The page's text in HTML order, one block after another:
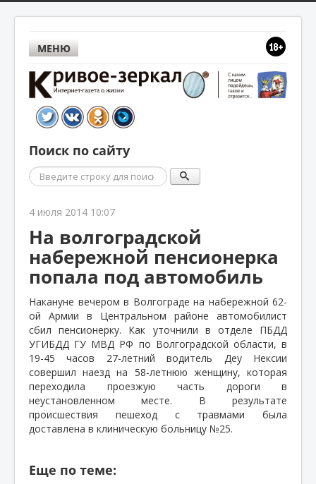
МЕНЮ
Поиск по сайту
Поиск
4 июля 2014 10:07
На волгоградской
набережной пенсионерка
попала под автомобиль
Накануне вечером в Волгограде на набережной 62-
ой Армии в Центральном районе автомобилист
сбил пенсионерку. Как уточнили в отделе ПБДД
УГИБДД ГУ МВД РФ по Волгоградской области, в
19-45 часов 27-летний водитель Деу Нексии
совершил наезд на 58-летнюю женщину, которая
переходила проезжую часть дороги в
неустановленном месте. В результате
происшествия пешеход с травмами была
доставлена в клиническую больницу №25.
Еще по теме: